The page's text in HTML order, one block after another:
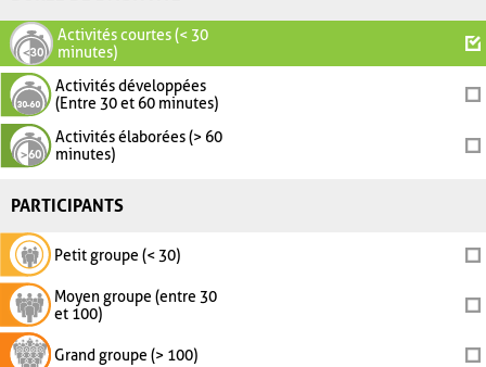
Activités courtes (< 30
minutes)
Activités développées
(Entre 30 et 60 minutes)
Activités élaborées (> 60
minutes)
PARTICIPANTS
Petit groupe (< 30)
Moyen groupe (entre 30
et 100)
Grand groupe (> 100)